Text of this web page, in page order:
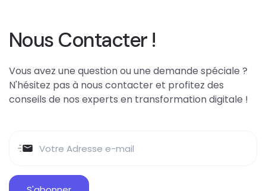
Nous Contacter !
Vous avez une question ou une demande spéciale ?
N'hésitez pas à nous contacter et profitez des
conseils de nos experts en transformation digitale !